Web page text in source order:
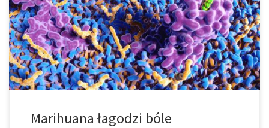
wysiłków Minnesoty w celu usunięcia pustki informacyjnej na temat
tego, czy marihuana oferuje korzyści medyczne, objawy, takie jak
ból i nudności, uległy poprawie u pacjentów z rakiem, którzy
przyjmowali medyczną marihuanę. Analizując 1120 pacjentów […]
Marihuana łagodzi bóle